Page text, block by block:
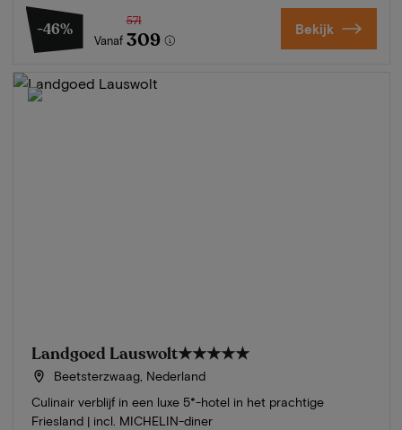
-46%
Vanaf
571
309 Bekijk
Landgoed Lauswolt★★★★★
Beetsterzwaag, Nederland
Culinair verblijf in een luxe 5*-hotel in het prachtige
Friesland | incl. MICHELIN-diner